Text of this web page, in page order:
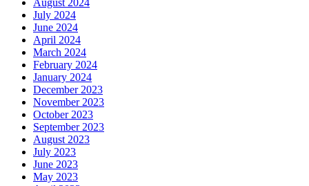
August 2024
July 2024
June 2024
April 2024
March 2024
February 2024
January 2024
December 2023
November 2023
October 2023
September 2023
August 2023
July 2023
June 2023
May 2023